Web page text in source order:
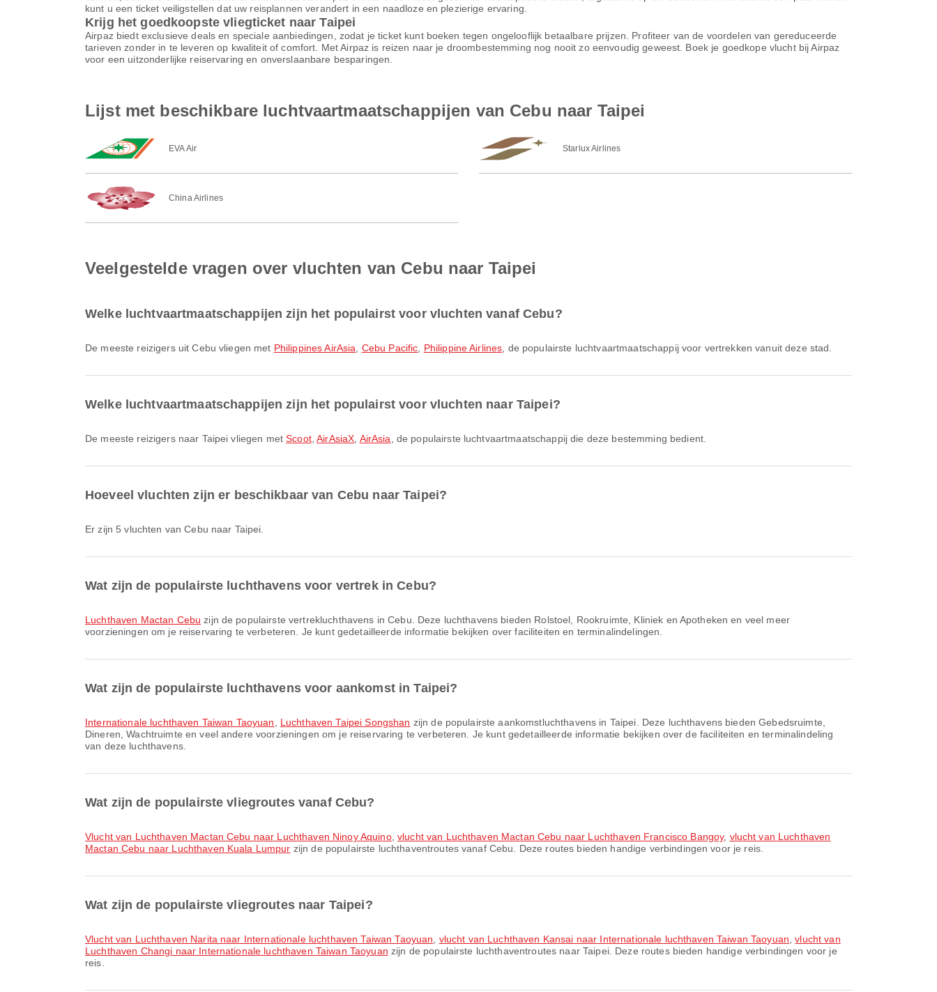
kunt u een ticket veiligstellen dat uw reisplannen verandert in een naadloze en plezierige ervaring.
Krijg het goedkoopste vliegticket naar Taipei
Airpaz biedt exclusieve deals en speciale aanbiedingen, zodat je ticket kunt boeken tegen ongelooflijk betaalbare prijzen. Profiteer van de voordelen van gereduceerde
tarieven zonder in te leveren op kwaliteit of comfort. Met Airpaz is reizen naar je droombestemming nog nooit zo eenvoudig geweest. Boek je goedkope vlucht bij Airpaz
voor een uitzonderlijke reiservaring en onverslaanbare besparingen.
Lijst met beschikbare luchtvaartmaatschappijen van Cebu naar Taipei
EVA Air Starlux Airlines
China Airlines
Veelgestelde vragen over vluchten van Cebu naar Taipei
Welke luchtvaartmaatschappijen zijn het populairst voor vluchten vanaf Cebu?
De meeste reizigers uit Cebu vliegen met Philippines AirAsia Cebu Pacific Philippine Airlines , de populairste luchtvaartmaatschappij voor vertrekken vanuit deze stad.
Welke luchtvaartmaatschappijen zijn het populairst voor vluchten naar Taipei?
De meeste reizigers naar Taipei vliegen metScoot,AirAsiaX AirAsia , de populairste luchtvaartmaatschappij die deze bestemming bedient.
Hoeveel vluchten zijn er beschikbaar van Cebu naar Taipei?
Er zijn 5 vluchten van Cebu naar Taipei.
Wat zijn de populairste luchthavens voor vertrek in Cebu?
Luchthaven Mactan Cebu zijn de populairste vertrek­lucht­havens in Cebu. Deze luchthavens bieden Rolstoel, Rookruimte, Kliniek en Apotheken en veel meer
voorzieningen om je reiservaring te verbeteren. Je kunt gedetailleerde informatie bekijken over faciliteiten en terminalindelingen.
Wat zijn de populairste luchthavens voor aankomst in Taipei?
Internationale luchthaven Taiwan Taoyuan Luchthaven Taipei Songshan zijn de populairste aankomstluchthavens in Taipei. Deze luchthavens bieden Gebedsruimte,
Dineren, Wachtruimte en veel andere voorzieningen om je reiservaring te verbeteren. Je kunt gedetailleerde informatie bekijken over de faciliteiten en terminalindeling
van deze luchthavens.
Wat zijn de populairste vliegroutes vanaf Cebu?
vlucht van Luchthaven Mactan Cebu naar Luchthaven Ninoy Aquino, vlucht van Luchthaven Mactan Cebu naar Luchthaven Francisco Bangoy, vlucht van Luchthaven
Mactan Cebu naar Luchthaven Kuala Lumpur zijn de populairste luchthaventroutes vanaf Cebu. Deze routes bieden handige verbindingen voor je reis.
Wat zijn de populairste vliegroutes naar Taipei?
vlucht van Luchthaven Narita naar Internationale luchthaven Taiwan Taoyuan vlucht van Luchthaven Kansai naar Internationale luchthaven Taiwan Taoyuan ,vlucht van
Luchthaven Changi naar Internationale luchthaven Taiwan Taoyuan zijn de populairste luchthaventroutes naar Taipei. Deze routes bieden handige verbindingen voor je
reis.